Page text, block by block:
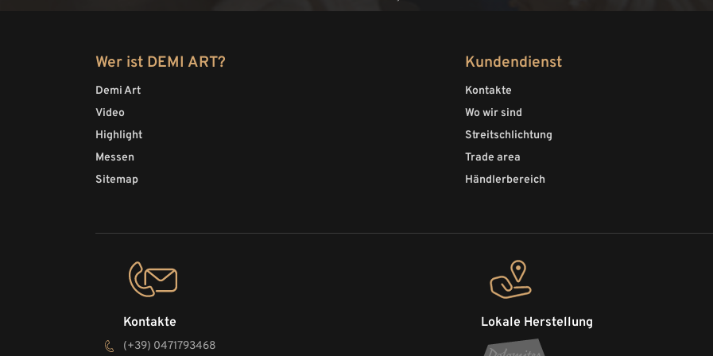
Wer ist DEMI ART?
Demi Art
Video
Highlight
Messen
Sitemap
Kundendienst
Kontakte
Wo wir sind
Streitschlichtung
Trade area
Händlerbereich
Kontakte
(+39) 0471793468
Lokale Herstellung